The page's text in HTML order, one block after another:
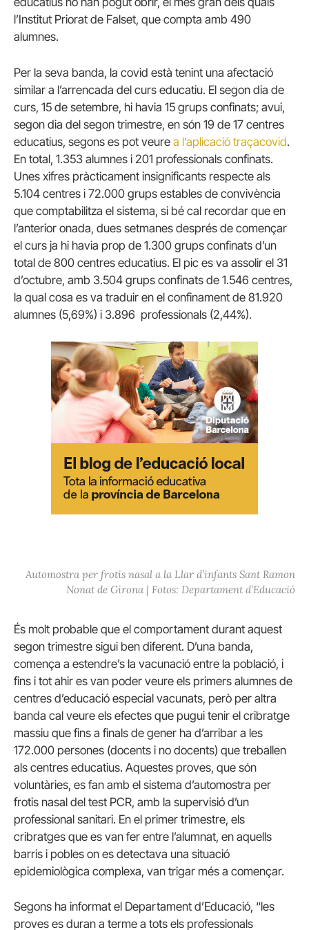
l’Institut Priorat de Falset, que compta amb 490
alumnes.
Per la seva banda, la covid està tenint una afectació
similar a l’arrencada del curs educatiu. El segon dia de
curs, 15 de setembre, hi havia 15 grups confinats; avui,
segon dia del segon trimestre, en són 19 de 17 centres
educatius, segons es pot veure a l’aplicació traçacovid.
En total, 1.353 alumnes i 201 professionals confinats.
Unes xifres pràcticament insignificants respecte als
5.104 centres i 72.000 grups estables de convivència
que comptabilitza el sistema, si bé cal recordar que en
l’anterior onada, dues setmanes després de començar
el curs ja hi havia prop de 1.300 grups confinats d’un
total de 800 centres educatius. El pic es va assolir el 31
d’octubre, amb 3.504 grups confinats de 1.546 centres,
la qual cosa es va traduir en el confinament de 81.920
alumnes (5,69%) i 3.896 professionals (2,44%).
Automostra per frotis nasal a la Llar d’infants Sant Ramon
Nonat de Girona | Fotos: Departament d’Educació
És molt probable que el comportament durant aquest
segon trimestre sigui ben diferent. D’una banda,
comença a estendre’s la vacunació entre la població, i
fins i tot ahir es van poder veure els primers alumnes de
centres d’educació especial vacunats, però per altra
banda cal veure els efectes que pugui tenir el cribratge
massiu que fins a finals de gener ha d’arribar a les
172.000 persones (docents i no docents) que treballen
als centres educatius. Aquestes proves, que són
voluntàries, es fan amb el sistema d’automostra per
frotis nasal del test PCR, amb la supervisió d’un
professional sanitari. En el primer trimestre, els
cribratges que es van fer entre l’alumnat, en aquells
barris i pobles on es detectava una situació
epidemiològica complexa, van trigar més a començar.
Segons ha informat el Departament d’Educació, “les
proves es duran a terme a tots els professionals